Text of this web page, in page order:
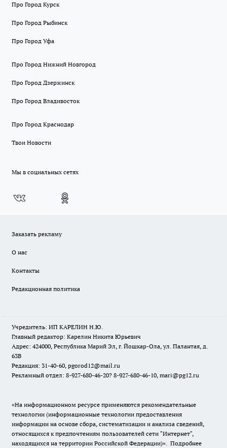
Про Город Курск
Про Город Рыбинск
Про Город Уфа
Про Город Нижний Новгород
Про Город Дзержинск
Про Город Владивосток
Про Город Краснодар
Твои Новости
Мы в социальных сетях
Заказать рекламу
О нас
Контакты
Редакционная политика
Учредитель: ИП КАРЕЛИН Н.Ю.
Главный редактор: Карелин Никита Юрьевич
Адрес: 424000, Республика Марий Эл, г. Йошкар-Ола, ул. Палантая, д.
63В
Редакция: 31-40-60, pgorod12@mail.ru
Рекламный отдел: 8-927-680-46-20? 8-927-680-46-10, mari@pg12.ru
«На информационном ресурсе применяются рекомендательные
технологии (информационные технологии предоставления
информации на основе сбора, систематизации и анализа сведений,
относящихся к предпочтениям пользователей сети "Интернет",
находящихся на территории Российской Федерации)». Подробнее